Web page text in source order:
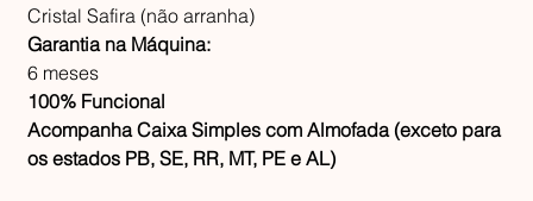
Cristal Safira (não arranha)
Garantia na Máquina:
6 meses
100% Funcional
Acompanha Caixa Simples com Almofada (exceto para
os estados PB, SE, RR, MT, PE e AL)